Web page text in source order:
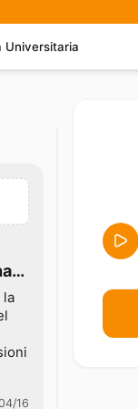
Universitaria
la
16